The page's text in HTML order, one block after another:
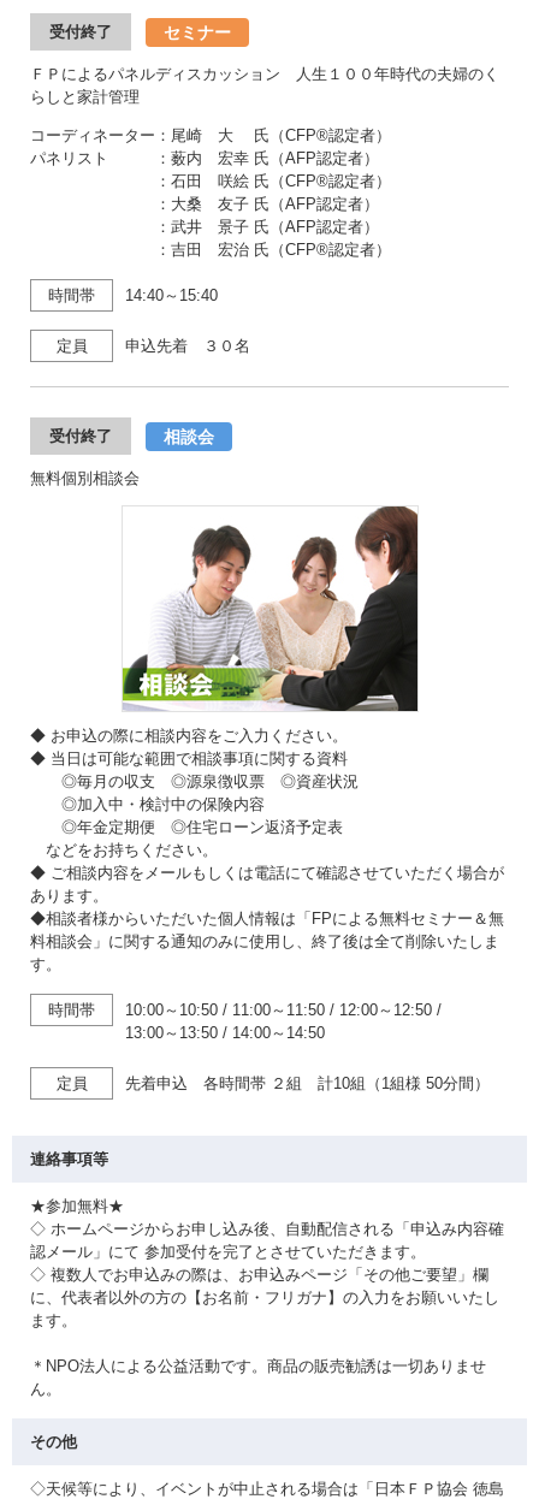
受付終了 セミナー
ＦＰによるパネルディスカッション 人生１００年時代の夫婦のく
らしと家計管理
コーディネーター：尾崎 大 氏（CFP®認定者）
パネリスト ：薮内 宏幸 氏（AFP認定者）
：石田 咲絵 氏（CFP®認定者）
：大桑 友子 氏（AFP認定者）
：武井 景子 氏（AFP認定者）
：吉田 宏治 氏（CFP®認定者）
時間帯 14:40～15:40
定員 申込先着 ３０名
受付終了 相談会
無料個別相談会
◆ お申込の際に相談内容をご入力ください。
◆ 当日は可能な範囲で相談事項に関する資料
◎毎月の収支 ◎源泉徴収票 ◎資産状況
◎加入中・検討中の保険内容
◎年金定期便 ◎住宅ローン返済予定表
などをお持ちください。
◆ ご相談内容をメールもしくは電話にて確認させていただく場合が
あります。
◆相談者様からいただいた個人情報は「FPによる無料セミナー＆無
料相談会」に関する通知のみに使用し、終了後は全て削除いたしま
す。
時間帯 10:00～10:50 / 11:00～11:50 / 12:00～12:50 /
13:00～13:50 / 14:00～14:50
定員 先着申込 各時間帯 ２組 計10組（1組様 50分間）
連絡事項等
★参加無料★
◇ ホームページからお申し込み後、自動配信される「申込み内容確
認メール」にて 参加受付を完了とさせていただきます。
◇ 複数人でお申込みの際は、お申込みページ「その他ご要望」欄
に、代表者以外の方の【お名前・フリガナ】の入力をお願いいたし
ます。
＊NPO法人による公益活動です。商品の販売勧誘は一切ありませ
ん。
その他
◇天候等により、イベントが中止される場合は「日本ＦＰ協会 徳島